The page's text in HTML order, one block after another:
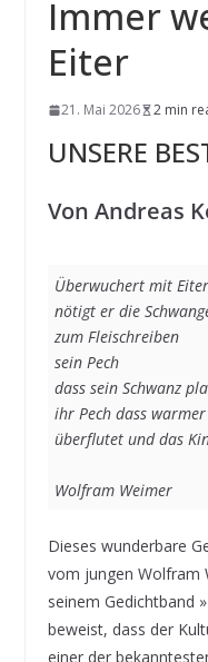
Immer
Eiter
21. Mai 2026 2 min
UNSERE
Von Andreas
Überwuchert mit
nötigt er die
zum Fleischreiben
sein Pech
dass sein Schwanz
ihr Pech dass
überflutet und das
Wolfram Weimer
Dieses wunderbare
vom jungen Wolfram
seinem Gedichtband
beweist, dass der
einer der